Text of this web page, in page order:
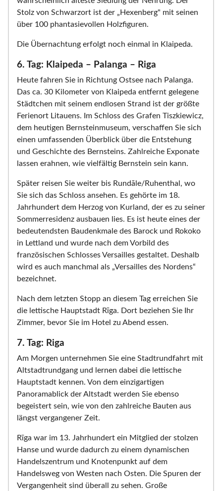
Stolz von Schwarzort ist der „Hexenberg" mit seinen
über 100 phantasievollen Holzfiguren.
Die Übernachtung erfolgt noch einmal in Klaipeda.
6. Tag: Klaipeda – Palanga – Riga
Heute fahren Sie in Richtung Ostsee nach Palanga.
Das ca. 30 Kilometer von Klaipeda entfernt gelegene
Städtchen mit seinem endlosen Strand ist der größte
Ferienort Litauens. Im Schloss des Grafen Tiszkiewicz,
dem heutigen Bernsteinmuseum, verschaffen Sie sich
einen umfassenden Überblick über die Entstehung
und Geschichte des Bernsteins. Zahlreiche Exponate
lassen erahnen, wie vielfältig Bernstein sein kann.
Später reisen Sie weiter bis Rundāle/Ruhenthal, wo
Sie sich das Schloss ansehen. Es gehörte im 18.
Jahrhundert dem Herzog von Kurland, der es zu seiner
Sommerresidenz ausbauen lies. Es ist heute eines der
bedeutendsten Baudenkmale des Barock und Rokoko
in Lettland und wurde nach dem Vorbild des
französischen Schlosses Versailles gestaltet. Deshalb
wird es auch manchmal als „Versailles des Nordens“
bezeichnet.
Nach dem letzten Stopp an diesem Tag erreichen Sie
die lettische Hauptstadt Rīga. Dort beziehen Sie Ihr
Zimmer, bevor Sie im Hotel zu Abend essen.
7. Tag: Riga
Am Morgen unternehmen Sie eine Stadtrundfahrt mit
Altstadtrundgang und lernen dabei die lettische
Hauptstadt kennen. Von dem einzigartigen
Panoramablick der Altstadt werden Sie ebenso
begeistert sein, wie von den zahlreiche Bauten aus
längst vergangener Zeit.
Rīga war im 13. Jahrhundert ein Mitglied der stolzen
Hanse und wurde dadurch zu einem dynamischen
Handelszentrum und Knotenpunkt auf dem
Handelsweg von Westen nach Osten. Die Spuren der
Vergangenheit sind überall zu sehen. Große